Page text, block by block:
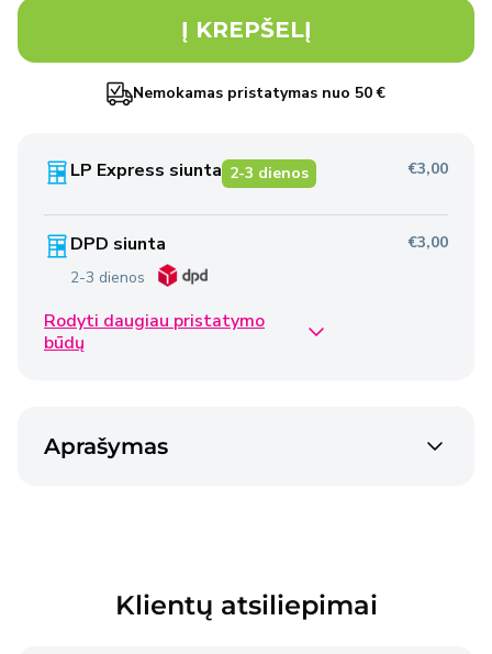
Į KREPŠELĮ
Nemokamas pristatymas nuo 50 €
LP Express siunta 2-3 dienos €3,00
DPD siunta
2-3 dienos
€3,00
Omniva siunta
Venipak siunta
2-3 dienos
Prekės pristatomos per 2–3 darbo dienas nuo
Rodyti daugiau pristatymo
būdų
Aprašymas
Klientų atsiliepimai